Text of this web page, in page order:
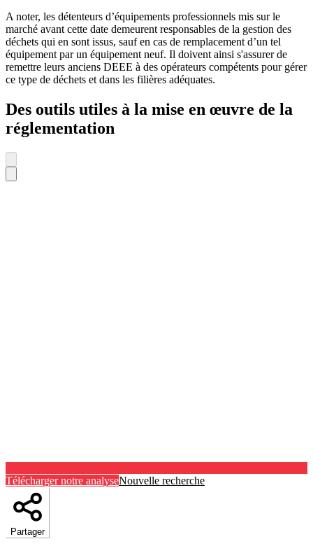
A noter, les détenteurs d’équipements professionnels mis sur le
marché avant cette date demeurent responsables de la gestion des
déchets qui en sont issus, sauf en cas de remplacement d’un tel
équipement par un équipement neuf. Il doivent ainsi s'assurer de
remettre leurs anciens DEEE à des opérateurs compétents pour gérer
ce type de déchets et dans les filières adéquates.
Des outils utiles à la mise en œuvre de la
réglementation
Télécharger notre analyseNouvelle recherche
Partager